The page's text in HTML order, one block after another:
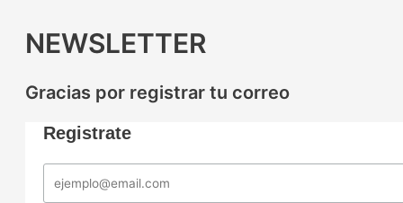
NEWSLETTER
Gracias por registrar tu correo
Registrate